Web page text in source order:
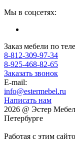
Мы в соцсетях:
Заказ мебели по
8-812-309-97-34
8-925-468-82-65
Заказать звонок
E-mail:
info@estermebel.ru
Написать нам
2026 @ Эстер
Петербурге
Работая с этим